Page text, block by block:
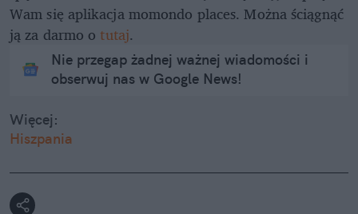
Wam się aplikacja momondo places. Można ściągnąć
ją za darmo otutaj.
Nie przegap żadnej ważnej wiadomości i
obserwuj nas w Google News!
Więcej:
Hiszpania